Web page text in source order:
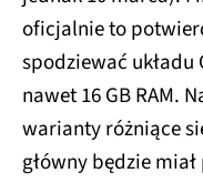
oficjalnie to
spodziewać
nawet 16 GB RAM.
warianty różniące
główny będzie